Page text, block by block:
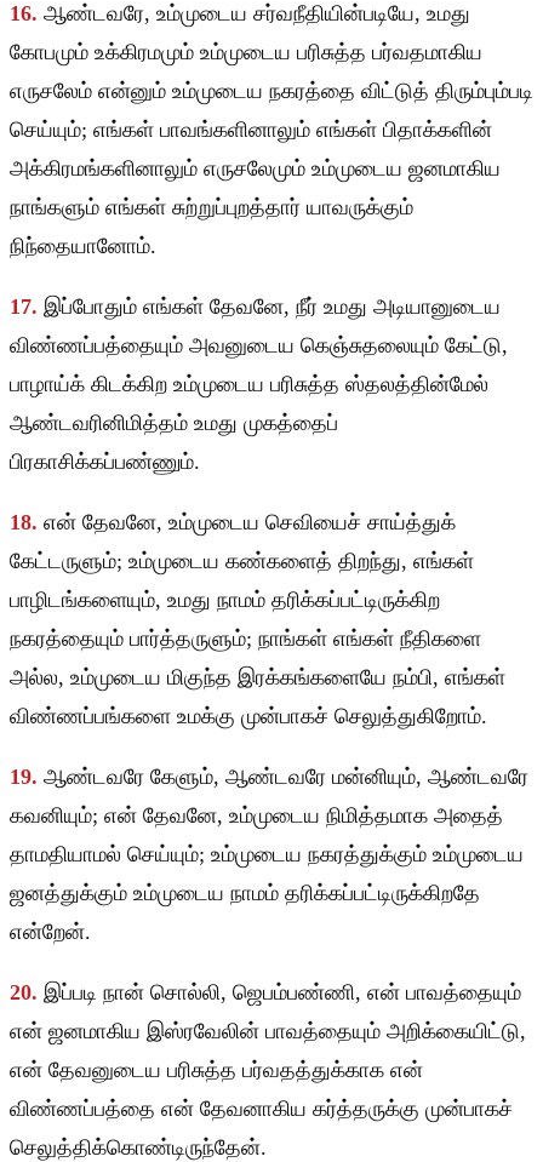
16. ஆண்டவரே, உம்முடைய சர்வநீதியின்படியே, உமது
கோபமும் உக்கிரமமும் உம்முடைய பரிசுத்த பர்வதமாகிய
எருசலேம் என்னும் உம்முடைய நகரத்தை விட்டுத் திரும்பும்படி
செய்யும்; எங்கள் பாவங்களினாலும் எங்கள் பிதாக்களின்
அக்கிரமங்களினாலும் எருசலேமும் உம்முடைய ஜனமாகிய
நாங்களும் எங்கள் சுற்றுப்புறத்தார் யாவருக்கும்
நிந்தையானோம்.
17. இப்போதும் எங்கள் தேவனே, நீர் உமது அடியானுடைய
விண்ணப்பத்தையும் அவனுடைய கெஞ்சுதலையும் கேட்டு,
பாழாய்க் கிடக்கிற உம்முடைய பரிசுத்த ஸ்தலத்தின்மேல்
ஆண்டவரினிமித்தம் உமது முகத்தைப்
பிரகாசிக்கப்பண்ணும்.
18. என் தேவனே, உம்முடைய செவியைச் சாய்த்துக்
கேட்டருளும்; உம்முடைய கண்களைத் திறந்து, எங்கள்
பாழிடங்களையும், உமது நாமம் தரிக்கப்பட்டிருக்கிற
நகரத்தையும் பார்த்தருளும்; நாங்கள் எங்கள் நீதிகளை
அல்ல, உம்முடைய மிகுந்த இரக்கங்களையே நம்பி, எங்கள்
விண்ணப்பங்களை உமக்கு முன்பாகச் செலுத்துகிறோம்.
19. ஆண்டவரே கேளும், ஆண்டவரே மன்னியும், ஆண்டவரே
கவனியும்; என் தேவனே, உம்முடைய நிமித்தமாக அதைத்
தாமதியாமல் செய்யும்; உம்முடைய நகரத்துக்கும் உம்முடைய
ஜனத்துக்கும் உம்முடைய நாமம் தரிக்கப்பட்டிருக்கிறதே
என்றேன்.
20. இப்படி நான் சொல்லி, ஜெபம்பண்ணி, என் பாவத்தையும்
என் ஜனமாகிய இஸ்ரவேலின் பாவத்தையும் அறிக்கையிட்டு,
என் தேவனுடைய பரிசுத்த பர்வதத்துக்காக என்
விண்ணப்பத்தை என் தேவனாகிய கர்த்தருக்கு முன்பாகச்
செலுத்திக்கொண்டிருந்தேன்.